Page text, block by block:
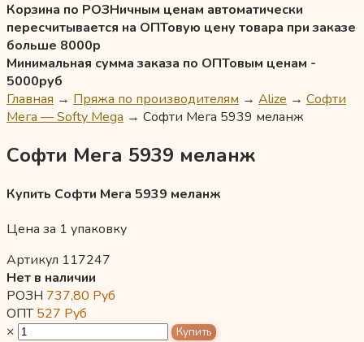
Корзина по РОЗНичным ценам автоматически
пересчитывается на ОПТовую цену товара при заказе
больше 8000р
Минимальная сумма заказа по ОПТовым ценам -
5000руб
Главная → Пряжа по производителям → Alize → Софти
Мега — Softy Mega → Софти Мега 5939 меланж
Софти Мега 5939 меланж
Купить Софти Мега 5939 меланж
Цена за 1 упаковку
Артикул 117247
Нет в наличии
РОЗН 737,80 Руб
ОПТ527 Руб
×